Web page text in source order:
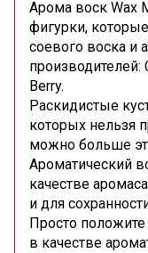
Арома воск Wax
фигурки,
соевого воска и
производителей:
Berry.
Раскидистые
которых нельзя
можно больше
Ароматический
качестве
и для
Просто
в качестве